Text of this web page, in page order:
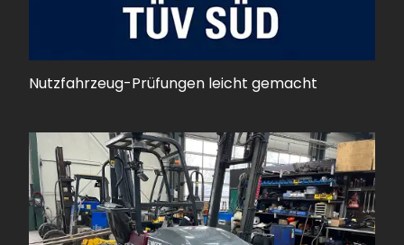
Nutzfahrzeug-Prüfungen leicht gemacht